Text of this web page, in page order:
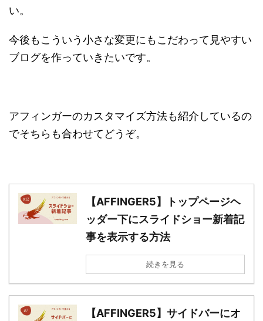
い。
今後もこういう小さな変更にもこだわって見やすい
ブログを作っていきたいです。
アフィンガーのカスタマイズ方法も紹介しているの
でそちらも合わせてどうぞ。
【AFFINGER5】トップページヘ
ッダー下にスライドショー新着記
事を表示する方法
続きを見る
【AFFINGER5】サイドバーにオ